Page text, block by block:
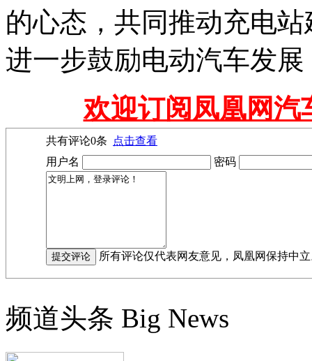
的心态，共同推动充电
进一步鼓励电动汽车发
欢迎订阅凤凰网汽
共有评论0条
点击查看
用户名
密码
所有评论仅代表网友意见，凤凰网保持中
频道头条 Big News